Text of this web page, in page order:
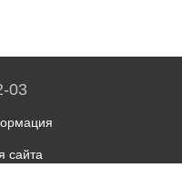
03
сайта